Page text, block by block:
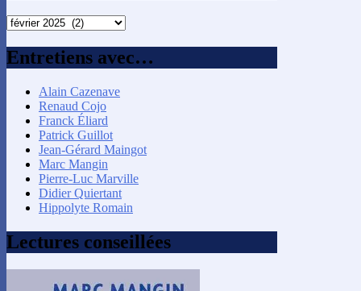
Recherche
mois
Entretiens avec…
Alain Cazenave
Renaud Cojo
Franck Éliard
Patrick Guillot
Jean-Gérard Maingot
Marc Mangin
Pierre-Luc Marville
Didier Quiertant
Hippolyte Romain
Lectures conseillées